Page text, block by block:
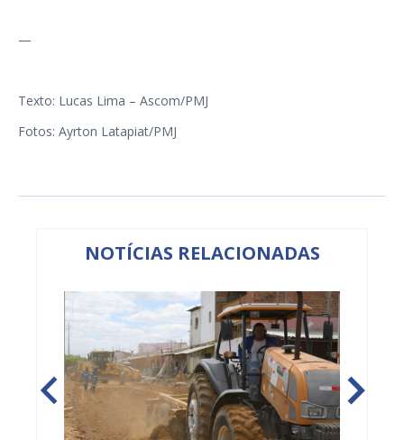
—
Texto: Lucas Lima – Ascom/PMJ
Fotos: Ayrton Latapiat/PMJ
NOTÍCIAS RELACIONADAS